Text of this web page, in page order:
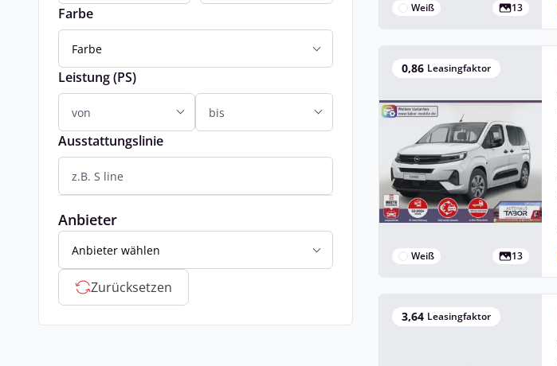
Farbe
Farbe
Leistung (PS)
Ausstattungslinie
Anbieter
Anbieter wählen
Zurücksetzen
Weiß 13
0,86 Leasingfaktor
Weiß 13
3,64 Leasingfaktor